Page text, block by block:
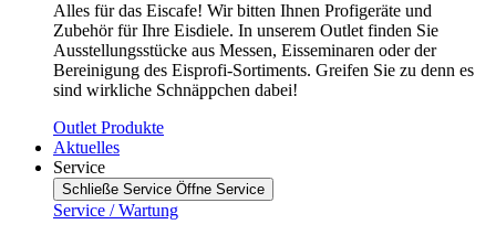
Alles für das Eiscafe! Wir bitten Ihnen Profigeräte und
Zubehör für Ihre Eisdiele. In unserem Outlet finden Sie
Ausstellungsstücke aus Messen, Eisseminaren oder der
Bereinigung des Eisprofi-Sortiments. Greifen Sie zu denn es
sind wirkliche Schnäppchen dabei!
Outlet Produkte
Aktuelles
Service
Schließe Service Öffne Service
Service / Wartung